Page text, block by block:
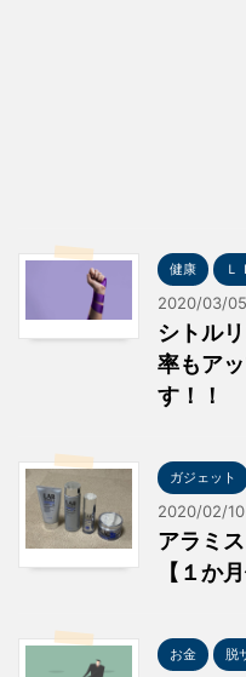
健康 Ｌ
2020/03/05
シトル
率もア
す！！
ガジェット
2020/02/10
アラミ
【１か
お金 脱